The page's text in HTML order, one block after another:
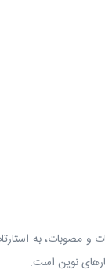
و مصوبات، به
نوین است.